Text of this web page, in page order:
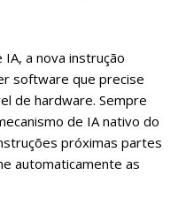
a nova instrução
software que precise
de hardware. Sempre
de IA nativo do
próximas partes
automaticamente as